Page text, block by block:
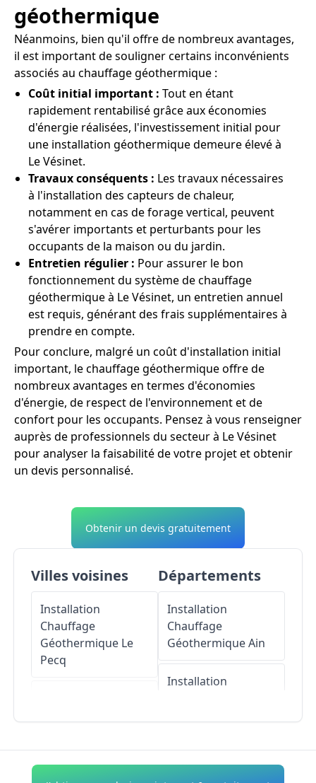
géothermique
Néanmoins, bien qu'il offre de nombreux avantages,
il est important de souligner certains inconvénients
associés au chauffage géothermique :
Coût initial important : Tout en étant
rapidement rentabilisé grâce aux économies
d'énergie réalisées, l'investissement initial pour
une installation géothermique demeure élevé à
Le Vésinet.
Travaux conséquents : Les travaux nécessaires
à l'installation des capteurs de chaleur,
notamment en cas de forage vertical, peuvent
s'avérer importants et perturbants pour les
occupants de la maison ou du jardin.
Entretien régulier : Pour assurer le bon
fonctionnement du système de chauffage
géothermique à Le Vésinet, un entretien annuel
est requis, générant des frais supplémentaires à
prendre en compte.
Pour conclure, malgré un coût d'installation initial
important, le chauffage géothermique offre de
nombreux avantages en termes d'économies
d'énergie, de respect de l'environnement et de
confort pour les occupants. Pensez à vous renseigner
auprès de professionnels du secteur à Le Vésinet
pour analyser la faisabilité de votre projet et obtenir
un devis personnalisé.
Obtenir un devis gratuitement
Villes voisines
Installation
Chauffage
Géothermique Le
Pecq
Port-Marly
Départements
Installation
Chauffage
GéothermiqueAin
Installation